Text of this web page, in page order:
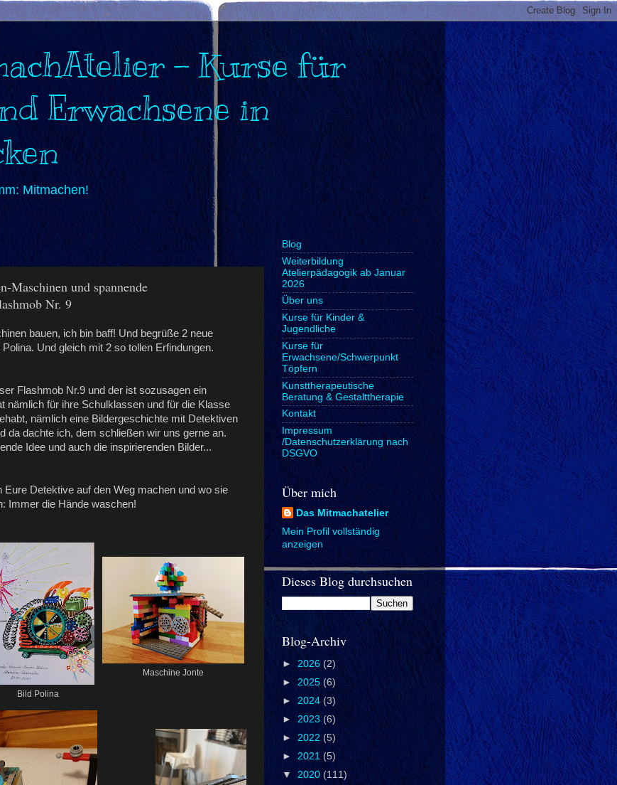
- Kurse für
Erwachsene in
Mitmachen!
Maschinen und spannende
Nr. 9
bauen, ich bin baff! Und begrüße 2 neue
Und gleich mit 2 so tollen Erfindungen.
Flashmob Nr.9 und der ist sozusagen ein
nämlich für ihre Schulklassen und für die Klasse
nämlich eine Bildergeschichte mit Detektiven
da dachte ich, dem schließen wir uns gerne an.
Idee und auch die inspirierenden Bilder...
Eure Detektive auf den Weg machen und wo sie
Immer die Hände waschen!
Bild Polina
Maschine Jonte
Blog
Weiterbildung
Atelierpädagogik ab Januar
2026
Über uns
Kurse für Kinder &
Jugendliche
Kurse für
Erwachsene/Schwerpunkt
Töpfern
Kunsttherapeutische
Beratung & Gestalttherapie
Kontakt
Impressum
/Datenschutzerklärung nach
DSGVO
Über mich
Das Mitmachatelier
Mein Profil vollständig
anzeigen
Dieses Blog durchsuchen
Blog-Archiv
► 2026(2)
►2025 (6)
► 2024(3)
►2023 (6)
► 2022 (5)
► 2021 (5)
▼ 2020(111)